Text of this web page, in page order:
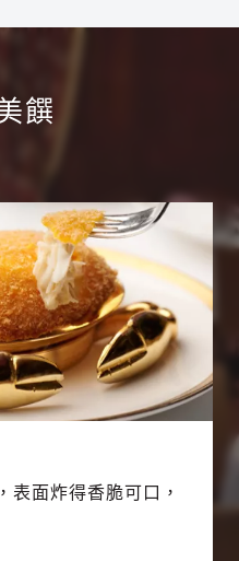
饌
表面炸得香脆可口，